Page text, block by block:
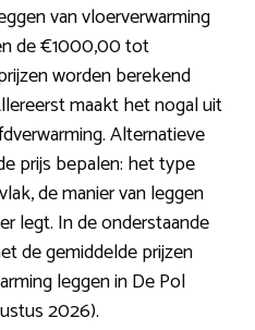
van vloerverwarming
de €1000,00 tot
worden berekend
maakt het nogal uit
Alternatieve
prijs bepalen: het type
de manier van leggen
legt. In de onderstaande
de gemiddelde prijzen
leggen in De Pol
2026).